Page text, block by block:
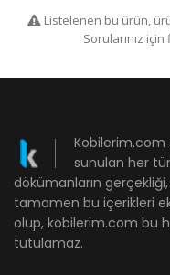
Listelenen bu ürün,
Sorularınız
Kobilerim.com
sunulan her
dökümanların
tamamen bu içerikleri
olup, kobilerim.com bu
tutulamaz.